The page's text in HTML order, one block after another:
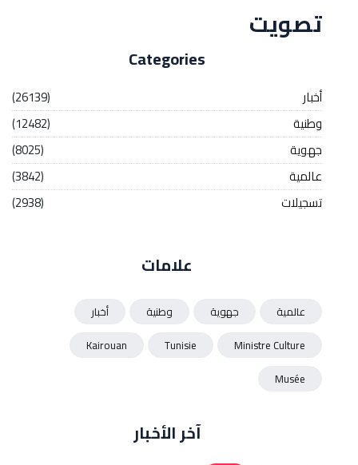
تصويت
Categories
أخبار
(26139)
وطنية
(12482)
جهوية
(8025)
عالمية
(3842)
تسجيلات
(2938)
علامات
عالمية جهوية وطنية
أخبار
Ministre Culture
Tunisie
Kairouan
Musée
آخر الأخبار